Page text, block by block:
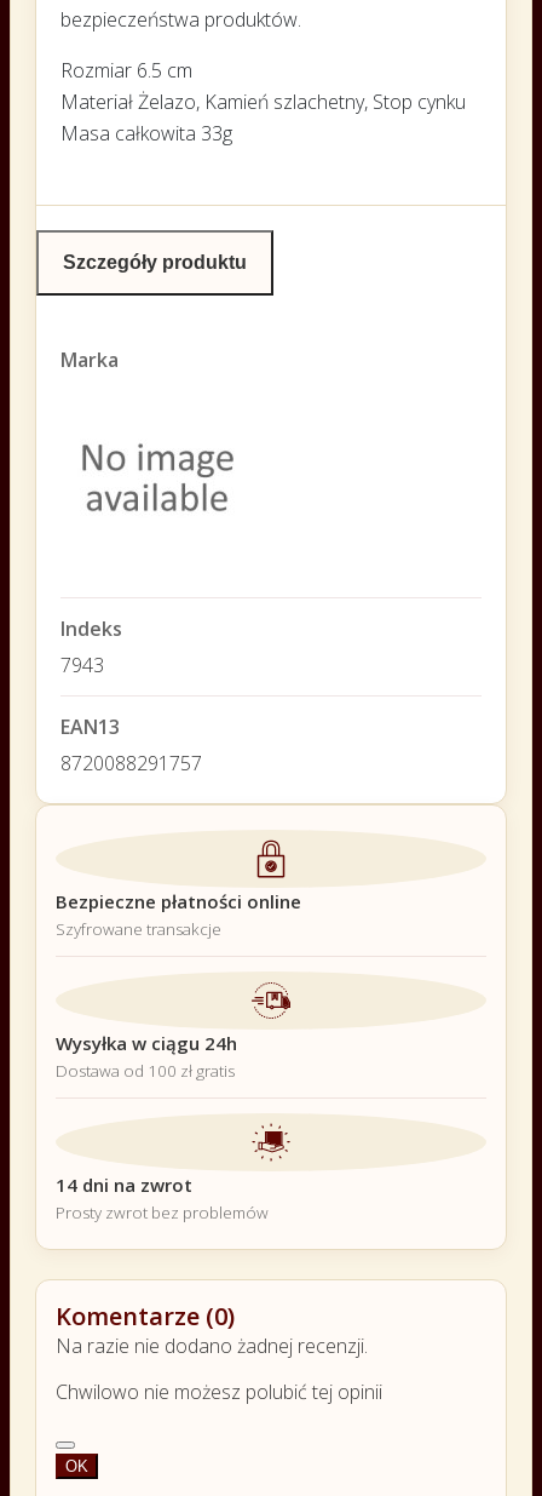
bezpieczeństwa produktów.
Rozmiar 6.5 cm
Materiał Żelazo, Kamień szlachetny, Stop cynku
Masa całkowita 33g
Szczegóły produktu
Marka
Indeks
7943
EAN13
8720088291757
Bezpieczne płatności online
Szyfrowane transakcje
Wysyłka w ciągu 24h
Dostawa od 100 zł gratis
14 dni na zwrot
Prosty zwrot bez problemów
Komentarze (0)
Na razie nie dodano żadnej recenzji.
Chwilowo nie możesz polubić tej opinii
OK